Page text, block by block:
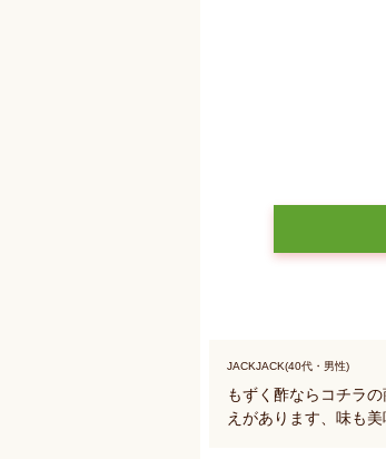
JACKJACK(40代・男性)
もずく酢ならコチラ
えがあります、味も